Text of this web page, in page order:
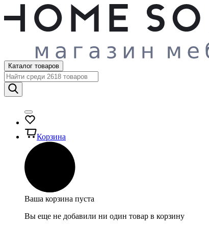
Каталог товаров
Корзина
Ваша корзина пуста
Вы еще не добавили ни один товар в корзину